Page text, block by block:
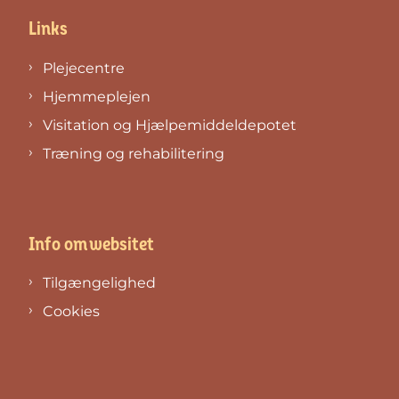
Links
Plejecentre
Hjemmeplejen
Visitation og Hjælpemiddeldepotet
Træning og rehabilitering
Info om websitet
Tilgængelighed
Cookies